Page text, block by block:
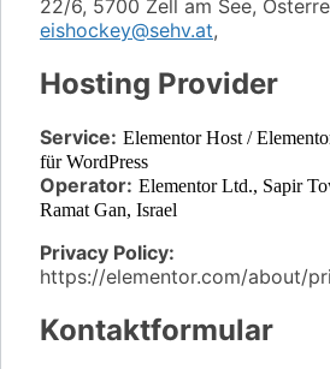
22/6, 5700 Zell am See,
eishockey@sehv.at,
Hosting Provider
Service: Elementor Host /
für WordPress
Operator: Elementor Ltd., Sapir
Ramat Gan, Israel
Privacy Policy:
https://elementor.com/about/
Kontaktformular